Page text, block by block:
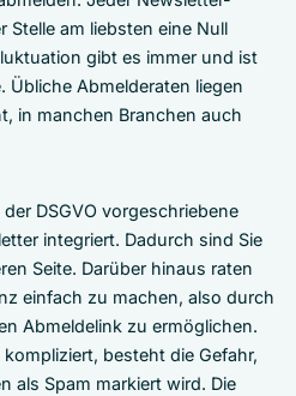
Stelle am liebsten eine Null
gibt es immer und ist
Übliche Abmelderaten liegen
in manchen Branchen auch
DSGVO vorgeschriebene
integriert. Dadurch sind Sie
Seite. Darüber hinaus raten
einfach zu machen, also durch
Abmeldelink zu ermöglichen.
besteht die Gefahr,
als Spam markiert wird. Die